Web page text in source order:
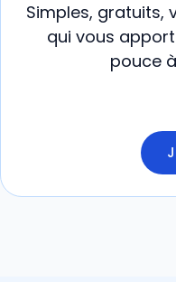
Simples, gratuits,
qui vous
pouce